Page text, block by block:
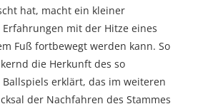
hat, macht ein kleiner
mit der Hitze eines
Fuß fortbewegt werden kann. So
die Herkunft des so
erklärt, das im weiteren
der Nachfahren des Stammes